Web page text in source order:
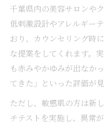
千葉県内の美容サロンや
低刺激設計やアレルギー
おり、カウンセリング時
な提案をしてくれます。
も赤みやかゆみが出なか
てきた」といった評価が見
ただし、敏感肌の方は新
チテストを実施し、異常